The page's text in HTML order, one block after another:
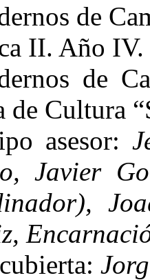
de
II. Año
de
de Cultura
asesor:
Javier